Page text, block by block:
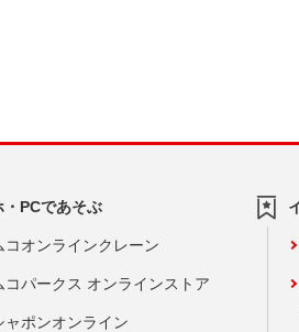
・PCであそぶ
コオンラインクレーン
コパークス オンラインストア
ャポンオンライン